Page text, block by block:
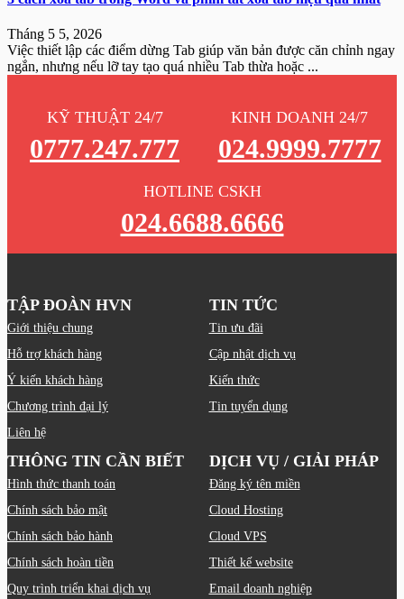
Tháng 5 5, 2026
Việc thiết lập các điểm dừng Tab giúp văn bản được căn chỉnh ngay
ngắn, nhưng nếu lỡ tay tạo quá nhiều Tab thừa hoặc ...
KỸ THUẬT 24/7
0777.247.777
KINH DOANH 24/7
024.9999.7777
HOTLINE CSKH
024.6688.6666
TẬP ĐOÀN HVN
Giới thiệu chung
Hỗ trợ khách hàng
Ý kiến khách hàng
Chương trình đại lý
Liên hệ
TIN TỨC
Tin ưu đãi
Cập nhật dịch vụ
Kiến thức
Tin tuyển dụng
THÔNG TIN CẦN BIẾT
Hình thức thanh toán
Chính sách bảo mật
Chính sách bảo hành
Chính sách hoàn tiền
Quy trình triển khai dịch vụ
DỊCH VỤ / GIẢI PHÁP
Đăng ký tên miền
Cloud Hosting
Cloud VPS
Thiết kế website
Email doanh nghiệp